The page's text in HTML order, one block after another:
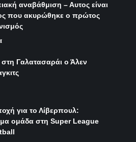
αναβάθμιση – Αυτος είναι
που ακυρώθηκε ο πρώτος
Γαλατασαράι ο Άλεν
για το Λίβερπουλ:
ομάδα στη Super League